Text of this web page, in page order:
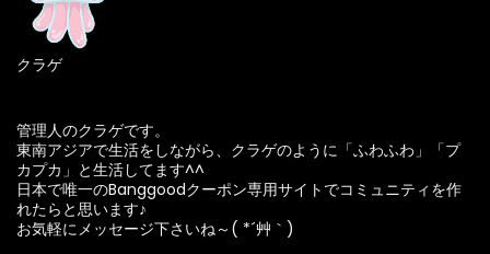
クラゲ
管理人のクラゲです。
東南アジアで生活をしながら、クラゲのように「ふわふわ」「プ
カプカ」と生活してます^^
日本で唯一のBanggoodクーポン専用サイトでコミュニティを作
れたらと思います♪
お気軽にメッセージ下さいね～( *´艸｀)